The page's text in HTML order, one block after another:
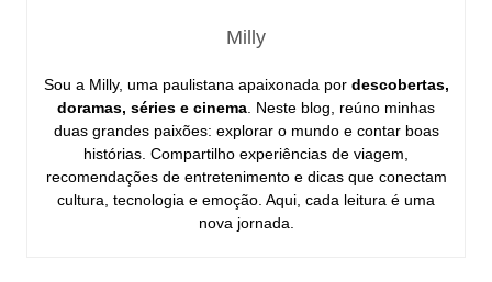
Milly
Sou a Milly, uma paulistana apaixonada por descobertas,
doramas, séries e cinema . Neste blog, reúno minhas
duas grandes paixões: explorar o mundo e contar boas
histórias. Compartilho experiências de viagem,
recomendações de entretenimento e dicas que conectam
cultura, tecnologia e emoção. Aqui, cada leitura é uma
nova jornada.